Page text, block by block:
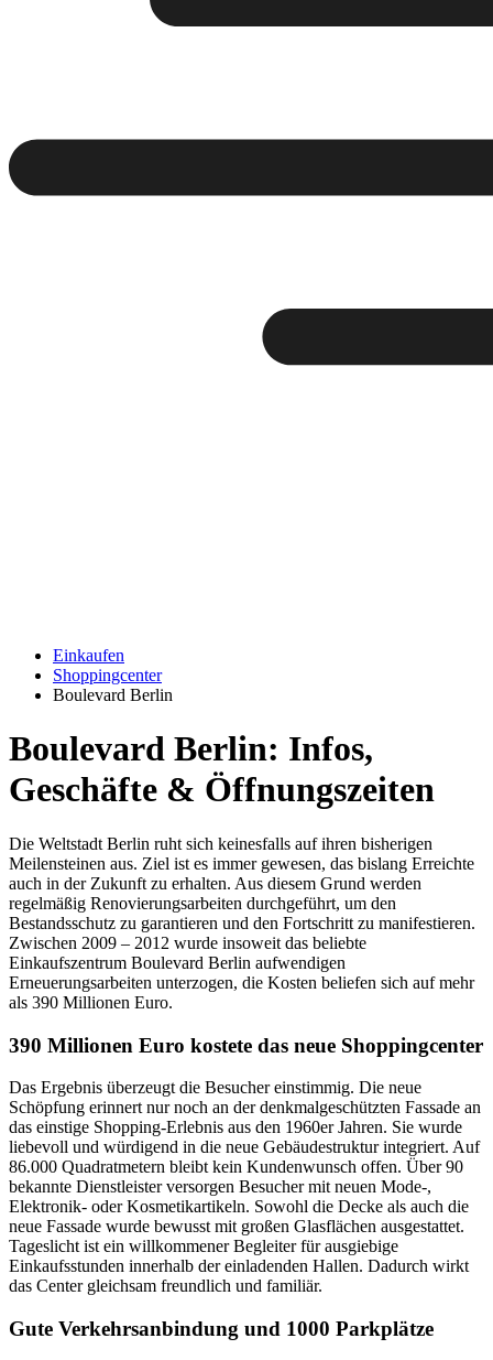
Einkaufen
Shoppingcenter
Boulevard Berlin
Boulevard Berlin: Infos,
Geschäfte & Öffnungszeiten
Die Weltstadt Berlin ruht sich keinesfalls auf ihren bisherigen
Meilensteinen aus. Ziel ist es immer gewesen, das bislang Erreichte
auch in der Zukunft zu erhalten. Aus diesem Grund werden
regelmäßig Renovierungsarbeiten durchgeführt, um den
Bestandsschutz zu garantieren und den Fortschritt zu manifestieren.
Zwischen 2009 – 2012 wurde insoweit das beliebte
Einkaufszentrum Boulevard Berlin aufwendigen
Erneuerungsarbeiten unterzogen, die Kosten beliefen sich auf mehr
als 390 Millionen Euro.
390 Millionen Euro kostete das neue Shoppingcenter
Das Ergebnis überzeugt die Besucher einstimmig. Die neue
Schöpfung erinnert nur noch an der denkmalgeschützten Fassade an
das einstige Shopping-Erlebnis aus den 1960er Jahren. Sie wurde
liebevoll und würdigend in die neue Gebäudestruktur integriert. Auf
86.000 Quadratmetern bleibt kein Kundenwunsch offen. Über 90
bekannte Dienstleister versorgen Besucher mit neuen Mode-,
Elektronik- oder Kosmetikartikeln. Sowohl die Decke als auch die
neue Fassade wurde bewusst mit großen Glasflächen ausgestattet.
Tageslicht ist ein willkommener Begleiter für ausgiebige
Einkaufsstunden innerhalb der einladenden Hallen. Dadurch wirkt
das Center gleichsam freundlich und familiär.
Gute Verkehrsanbindung und 1000 Parkplätze